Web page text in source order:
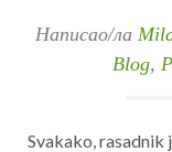
Написао/ла
Blog,
Svakako, rasadnik